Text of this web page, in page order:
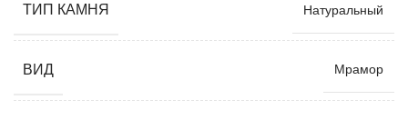
ТИП КАМНЯ Натуральный
ВИД Мрамор